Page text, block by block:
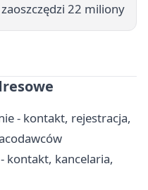
22 miliony
- kontakt, rejestracja,
kontakt, kancelaria,